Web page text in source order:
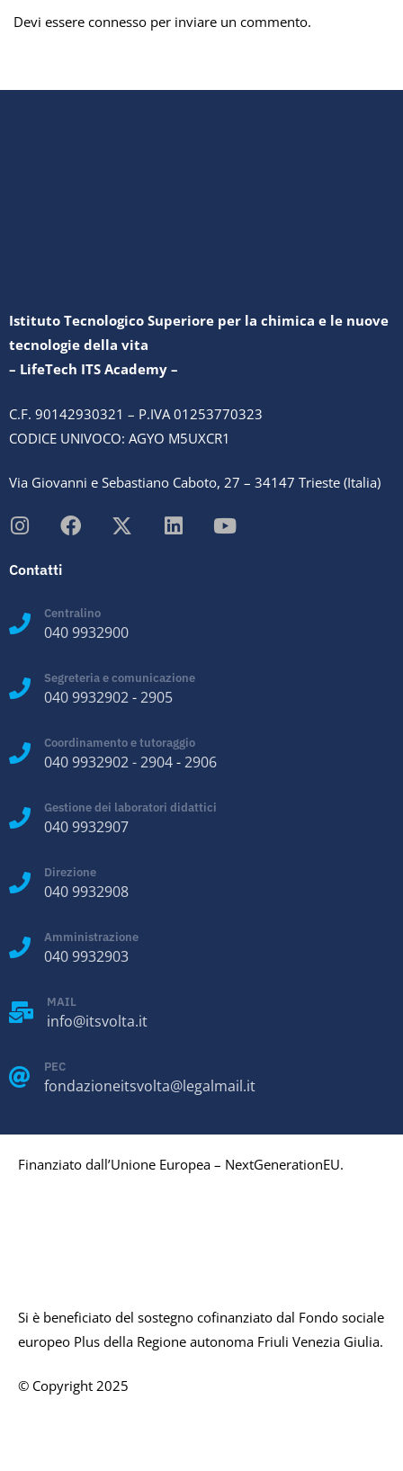
Devi essere connesso per inviare un commento.
Istituto Tecnologico Superiore per la chimica e le nuove
tecnologie della vita
– LifeTech ITS Academy –
C.F. 90142930321 – P.IVA 01253770323
CODICE UNIVOCO: AGYO M5UXCR1
Via Giovanni e Sebastiano Caboto, 27 – 34147 Trieste (Italia)
Contatti
Centralino
040 9932900
Segreteria e comunicazione
040 9932902-2905
Coordinamento e tutoraggio
040 9932902-2904-2906
Gestione dei laboratori didattici
040 9932907
Direzione
040 9932908
Amministrazione
040 9932903
MAIL
info@itsvolta.it
PEC
fondazioneitsvolta@legalmail.it
Finanziato dall’Unione Europea – NextGenerationEU.
Si è beneficiato del sostegno cofinanziato dal Fondo sociale
europeo Plus della Regione autonoma Friuli Venezia Giulia.
© Copyright 2025